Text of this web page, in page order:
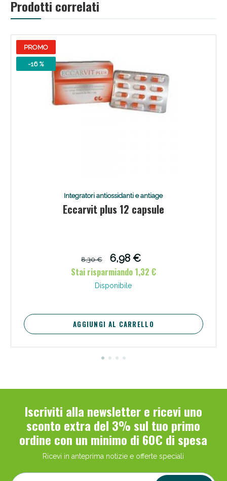
Prodotti correlati
PROMO
-16 %
Integratori antiossidanti e antiage
Eccarvit plus 12 capsule
8,30 €
6,98 €
Stai risparmiando 1,32 €
Disponibile
AGGIUNGI AL CARRELLO
Iscriviti alla newsletter e ricevi uno
sconto extra del 3% sul tuo primo
ordine con un minimo di 60€ di spesa
Ricevi in anteprima notizie e offerte speciali